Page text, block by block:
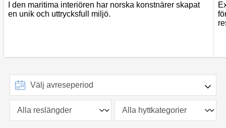
I den maritima interiören har norska konstnärer skapat
en unik och uttrycksfull miljö.